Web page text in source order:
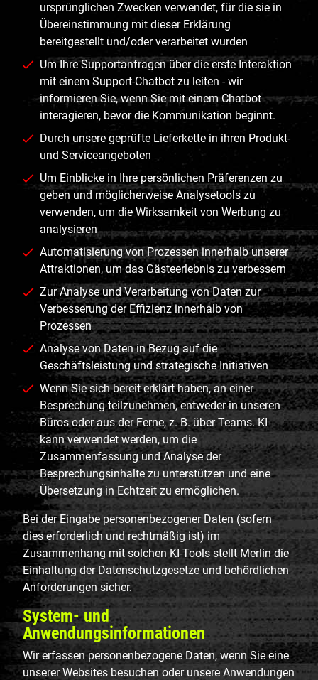
ursprünglichen Zwecken verwendet, für die sie in
Übereinstimmung mit dieser Erklärung
bereitgestellt und/oder verarbeitet wurden
Um Ihre Supportanfragen über die erste Interaktion
mit einem Support-Chatbot zu leiten - wir
informieren Sie, wenn Sie mit einem Chatbot
interagieren, bevor die Kommunikation beginnt.
Durch unsere geprüfte Lieferkette in ihren Produkt-
und Serviceangeboten
Um Einblicke in Ihre persönlichen Präferenzen zu
geben und möglicherweise Analysetools zu
verwenden, um die Wirksamkeit von Werbung zu
analysieren
Automatisierung von Prozessen innerhalb unserer
Attraktionen, um das Gästeerlebnis zu verbessern
Zur Analyse und Verarbeitung von Daten zur
Verbesserung der Effizienz innerhalb von
Prozessen
Analyse von Daten in Bezug auf die
Geschäftsleistung und strategische Initiativen
Wenn Sie sich bereit erklärt haben, an einer
Besprechung teilzunehmen, entweder in unseren
Büros oder aus der Ferne, z. B. über Teams. KI
kann verwendet werden, um die
Zusammenfassung und Analyse der
Besprechungsinhalte zu unterstützen und eine
Übersetzung in Echtzeit zu ermöglichen.
Bei der Eingabe personenbezogener Daten (sofern
dies erforderlich und rechtmäßig ist) im
Zusammenhang mit solchen KI-Tools stellt Merlin die
Einhaltung der Datenschutzgesetze und behördlichen
Anforderungen sicher.
System- und
Anwendungsinformationen
Wir erfassen personenbezogene Daten, wenn Sie eine
unserer Websites besuchen oder unsere Anwendungen